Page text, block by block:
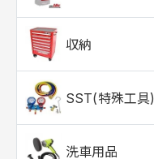
収納
SST(特殊工具)
洗車用品